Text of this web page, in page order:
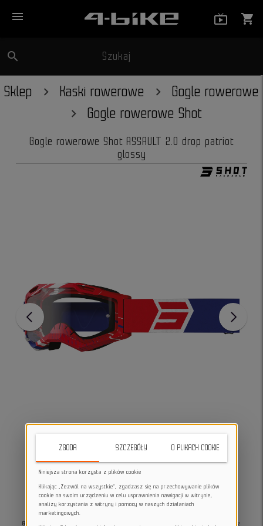
menu shopping_cart
search Szukaj
Sklep Kaski rowerowe
Gogle rowerowe
Gogle rowerowe Shot
Gogle rowerowe Shot ASSAULT 2.0 drop patriot
glossy
Gogle rowerowe Shot ASSAULT 2.0 drop patriot glossy
- spełniające normę EN 1938, z
ZGODA SZCZEGÓŁY O PLIKACH COOKIE
Niniejsza strona korzysta z plików cookie
Klikając „Zezwól na wszystkie”, zgadzasz się na przechowywanie plików
cookie na swoim urządzeniu w celu usprawnienia nawigacji w witrynie,
analizy korzystania z witryny i pomocy w naszych działaniach
marketingowych.